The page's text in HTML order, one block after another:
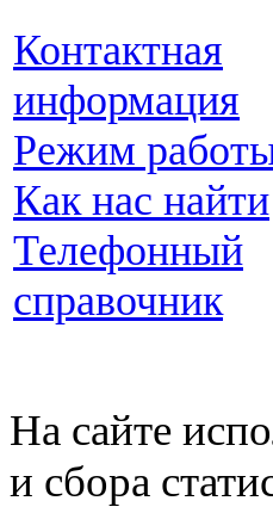
Контактная
информация
Режим
Как нас найти
Телефонный
справочник
На сайте
и сбора